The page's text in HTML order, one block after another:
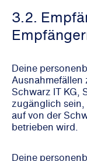
3.2.
Deine
Schwarz IT KG,
zugänglich sein,
auf von der
betrieben wird.
Deine